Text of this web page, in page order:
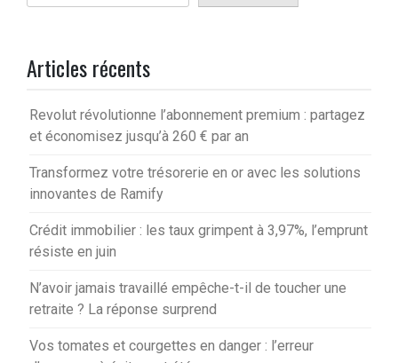
Articles récents
Revolut révolutionne l’abonnement premium : partagez
et économisez jusqu’à 260 € par an
Transformez votre trésorerie en or avec les solutions
innovantes de Ramify
Crédit immobilier : les taux grimpent à 3,97%, l’emprunt
résiste en juin
N’avoir jamais travaillé empêche-t-il de toucher une
retraite ? La réponse surprend
Vos tomates et courgettes en danger : l’erreur